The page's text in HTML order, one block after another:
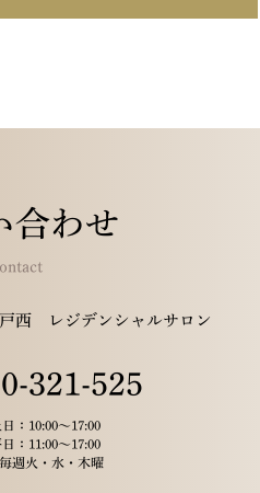
合わせ
西 レジデンシャルサロン
321-525
日：10:00～17:00
：11:00～17:00
毎週火・水・木曜